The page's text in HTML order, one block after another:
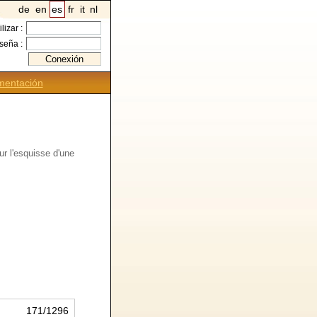
de en es fr it nl
:
:
l'esquisse d'une
171/1296